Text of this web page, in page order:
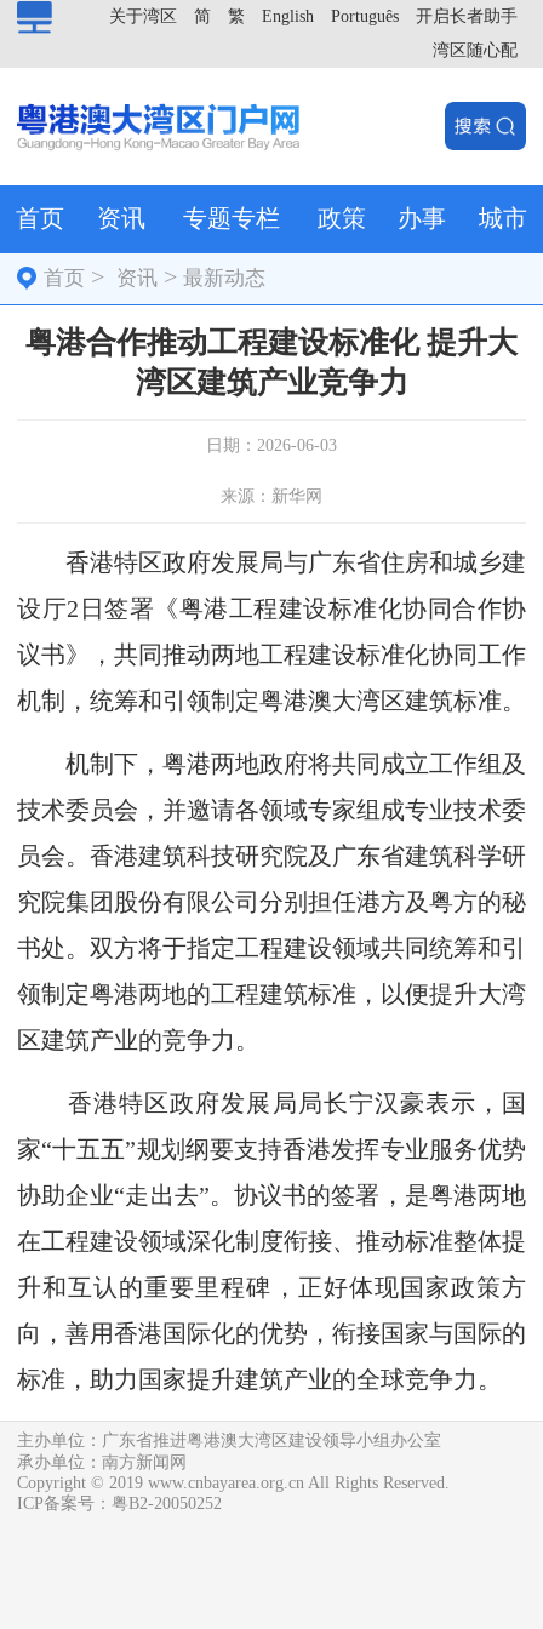
开启长者助手
Português
English
繁
简
关于湾区
湾区随心配
首页 资讯 专题专栏 政策 办事 城市
首页 > 资讯 >最新动态
粤港合作推动工程建设标准化 提升大
湾区建筑产业竞争力
日期：2026-06-03
来源：新华网
香港特区政府发展局与广东省住房和城乡建
设厅2日签署《粤港工程建设标准化协同合作协
议书》，共同推动两地工程建设标准化协同工作
机制，统筹和引领制定粤港澳大湾区建筑标准。
机制下，粤港两地政府将共同成立工作组及
技术委员会，并邀请各领域专家组成专业技术委
员会。香港建筑科技研究院及广东省建筑科学研
究院集团股份有限公司分别担任港方及粤方的秘
书处。双方将于指定工程建设领域共同统筹和引
领制定粤港两地的工程建筑标准，以便提升大湾
区建筑产业的竞争力。
香港特区政府发展局局长宁汉豪表示，国
家“十五五”规划纲要支持香港发挥专业服务优势
协助企业“走出去”。协议书的签署，是粤港两地
在工程建设领域深化制度衔接、推动标准整体提
升和互认的重要里程碑，正好体现国家政策方
向，善用香港国际化的优势，衔接国家与国际的
标准，助力国家提升建筑产业的全球竞争力。
主办单位：广东省推进粤港澳大湾区建设领导小组办公室
承办单位：南方新闻网
Copyright © 2019 www.cnbayarea.org.cn All Rights Reserved.
ICP备案号：粤B2-20050252